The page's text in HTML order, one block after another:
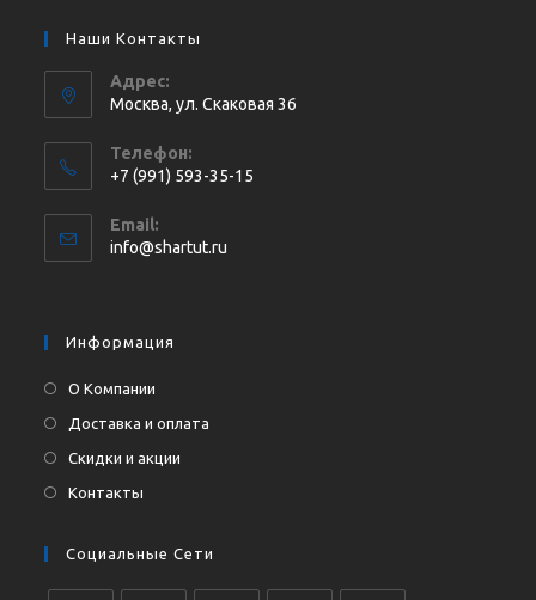
Наши Контакты
Адрес:
Москва, ул. Cкаковая 36
Телефон:
+7 (991) 593-35-15
в
вашем
Email:
info@shartut.ru
Информация
О Компании
Доставка и оплата
Скидки и акции
Контакты
Социальные Сети